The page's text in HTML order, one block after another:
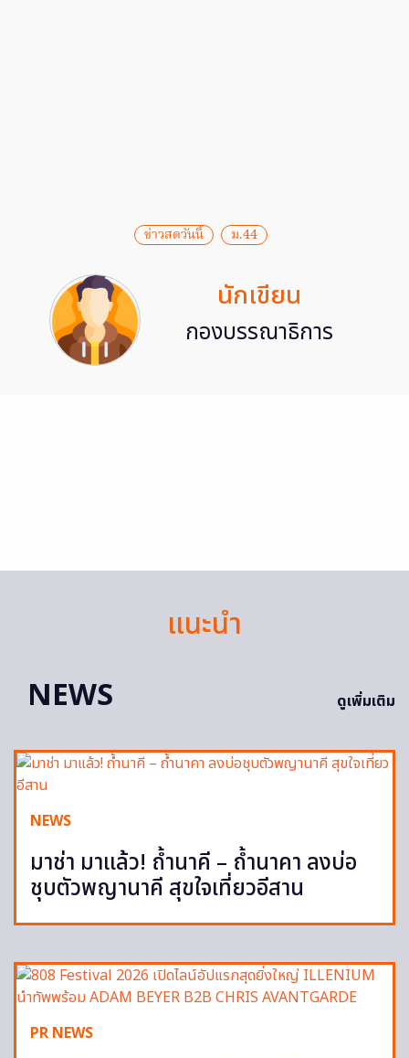
ข่าวสดวันนี้ ม.44
นักเขียน
กองบรรณาธิการ
แนะนำ
NEWS
ดูเพิ่มเติม
NEWS
มาช่า มาแล้ว! ถ้ำนาคี – ถ้ำนาคา ลงบ่อ
ชุบตัวพญานาคี สุขใจเที่ยวอีสาน
PR NEWS